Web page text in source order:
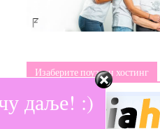
Изаберите поуздан хостинг
даље! :)